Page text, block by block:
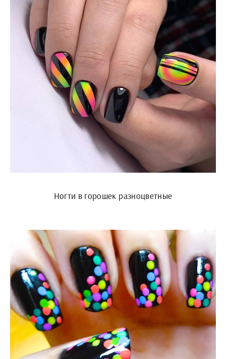
Ногти в горошек разноцветные